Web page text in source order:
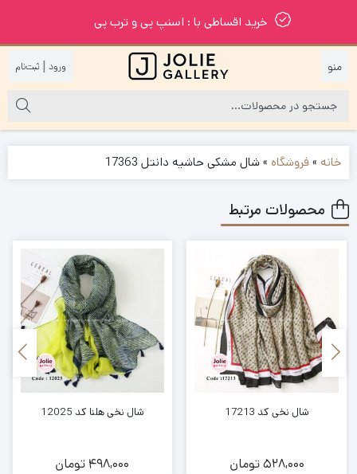
خرید اقساطی با : اسنپ پی و ترب پی
|
خانه »فروشگاه »شال مشکی حاشیه دانتل 17363
محصولات مرتبط
شال نخی کد 17213
528,000تومان
شال نخی هلنا کد 12025
498,000 تومان